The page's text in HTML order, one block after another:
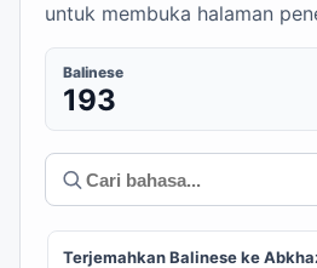
untuk membuka halaman
Balinese
193
Terjemahkan Balinese ke